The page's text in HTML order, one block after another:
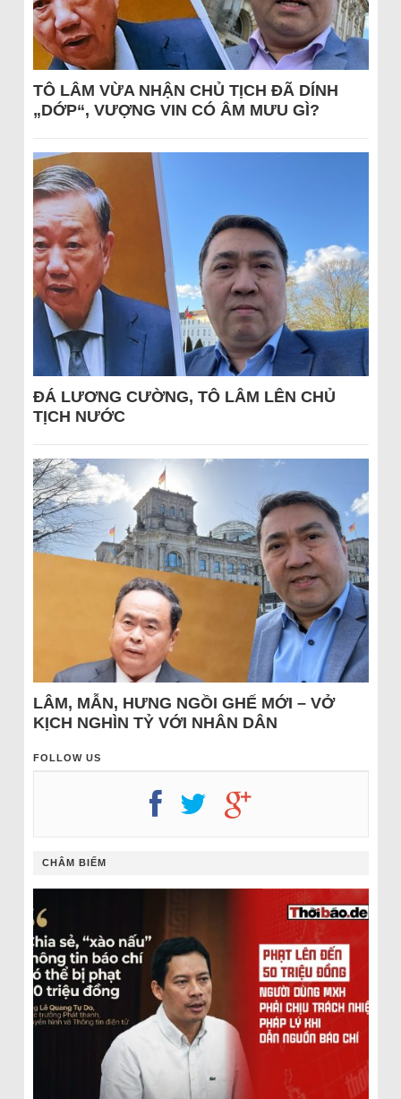
TÔ LÂM VỪA NHẬN CHỦ TỊCH ĐÃ DÍNH
„DỚP“, VƯỢNG VIN CÓ ÂM MƯU GÌ?
ĐÁ LƯƠNG CƯỜNG, TÔ LÂM LÊN CHỦ
TỊCH NƯỚC
LÂM, MẪN, HƯNG NGỒI GHẾ MỚI – VỞ
KỊCH NGHÌN TỶ VỚI NHÂN DÂN
FOLLOW US
CHÂM BIẾM